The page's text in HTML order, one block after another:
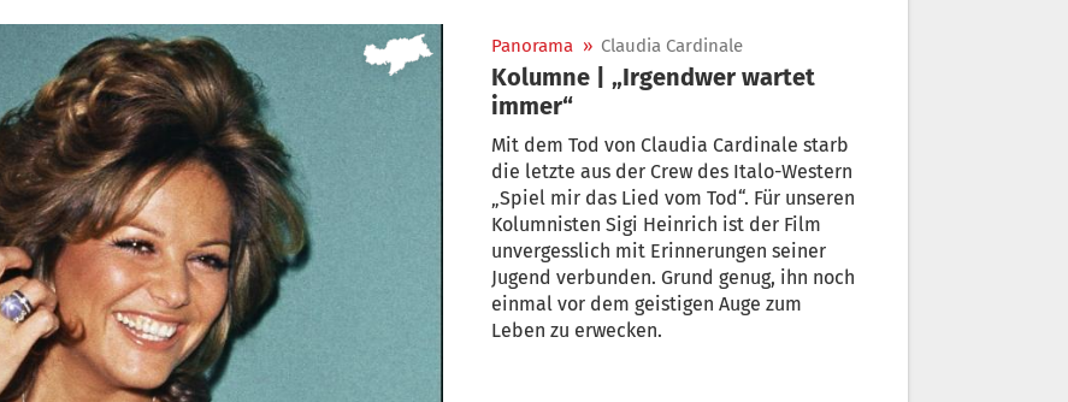
Panorama » Claudia Cardinale
Kolumne | „Irgendwer wartet
immer“
Mit dem Tod von Claudia Cardinale starb
die letzte aus der Crew des Italo-Western
„Spiel mir das Lied vom Tod“. Für unseren
Kolumnisten Sigi Heinrich ist der Film
unvergesslich mit Erinnerungen seiner
Jugend verbunden. Grund genug, ihn noch
einmal vor dem geistigen Auge zum
Leben zu erwecken.